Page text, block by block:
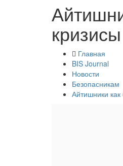
кризисы
Главная
BIS Journal
Новости
Безопасникам
Айтишники